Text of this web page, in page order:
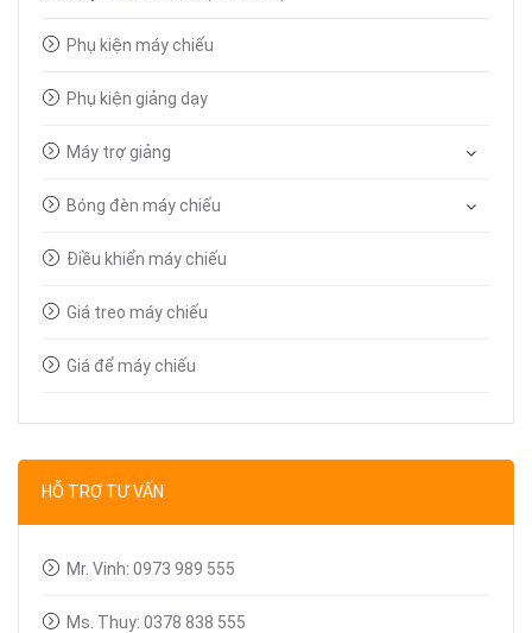
Phụ kiện máy chiếu
Phụ kiện giảng dạy
Máy trợ giảng
Bóng đèn máy chiếu
Điều khiển máy chiếu
Giá treo máy chiếu
Giá để máy chiếu
Bút trình chiếu
Linh kiện máy chiếu
HỖ TRỢ TƯ VẤN
Mr. Vinh: 0973 989 555
Ms. Thuy: 0378 838 555